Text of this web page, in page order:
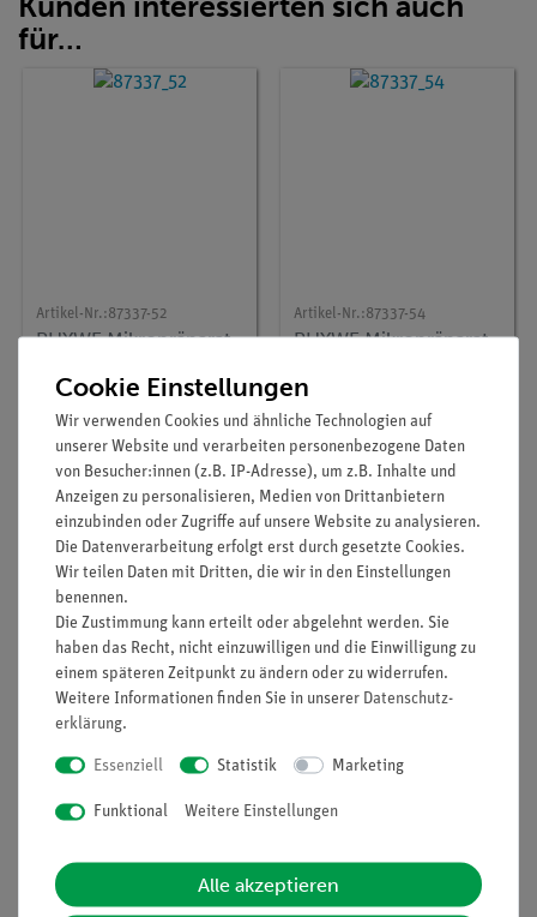
für…
Artikel-Nr.:87337-52
PHYWE Mikropräparat-
Mitose, im
Aufbewahrungskasten,
10 identische
Präparate
Artikel-Nr.:87337-54
PHYWE Mikropräparat-
Monokotylen- und
Dikotylen-
Blattquerschnitt, im
Aufbewahrungskasten,
10 identische
Präparate
44,00 €
PHYWE Mikropräparate
Aufbewahrungskasten
33,00 €
PHYWE Mikropräparate
Aufbewahrungskasten
57,00 €
Cookie Einstellungen
Wir verwenden Cookies und ähnliche Technologien auf
unserer Website und verarbeiten personenbezogene Daten
von Besucher:innen (z.B. IP-Adresse), um z.B. Inhalte und
Anzeigen zu personalisieren, Medien von Drittanbietern
einzubinden oder Zugriffe auf unsere Website zu analysieren.
Die Datenverarbeitung erfolgt erst durch gesetzte Cookies.
Wir teilen Daten mit Dritten, die wir in den Einstellungen
benennen.
Die Zustimmung kann erteilt oder abgelehnt werden. Sie
haben das Recht, nicht einzuwilligen und die Einwilligung zu
einem späteren Zeitpunkt zu ändern oder zu widerrufen.
Weitere Informationen finden Sie in unserer Daten­schutz­
erklärung.
Essenziell Statistik Marketing
Funktional Weitere Einstellungen
Alle akzeptieren